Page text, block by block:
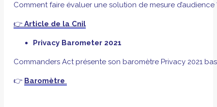
Comment faire évaluer une solution de mesure d’audience
👉 Article de la Cnil
Privacy Barometer 2021
Commanders Act présente son baromètre Privacy 2021
👉 Baromètre